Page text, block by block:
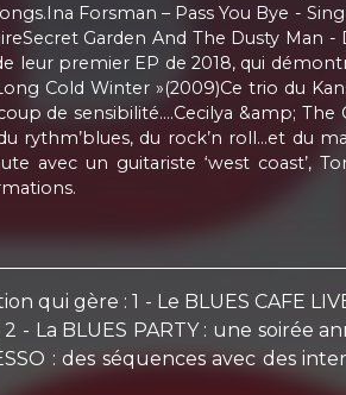
Forsman – Pass You Bye -
Garden And The Dusty Man
leur premier EP de 2018, qui
Cold Winter »(2009)Ce trio du
de sensibilité....Cecilya &amp;
rythm’blues, du rock’n roll…et du
avec un guitariste ‘west coast’,
qui gère : 1 - Le BLUES CAFE
- La BLUES PARTY : une
: des séquences avec des